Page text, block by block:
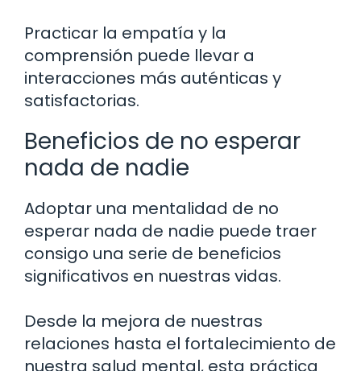
Practicar la empatía y la
comprensión puede llevar a
interacciones más auténticas y
satisfactorias.
Beneficios de no esperar
nada de nadie
Adoptar una mentalidad de no
esperar nada de nadie puede traer
consigo una serie de beneficios
significativos en nuestras vidas.
Desde la mejora de nuestras
relaciones hasta el fortalecimiento de
nuestra salud mental, esta práctica